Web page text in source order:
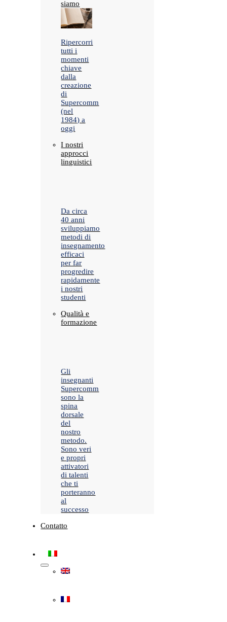
siamo
Ripercorri
tutti i
momenti
chiave
dalla
creazione
di
Supercomm
(nel
1984) a
oggi
I nostri
approcci
linguistici
Da circa
40 anni
sviluppiamo
metodi di
insegnamento
efficaci
per far
progredire
rapidamente
i nostri
studenti
Qualità e
formazione
Gli
insegnanti
Supercomm
sono la
spina
dorsale
del
nostro
metodo.
Sono veri
e propri
attivatori
di talenti
che ti
porteranno
al
successo
Contatto